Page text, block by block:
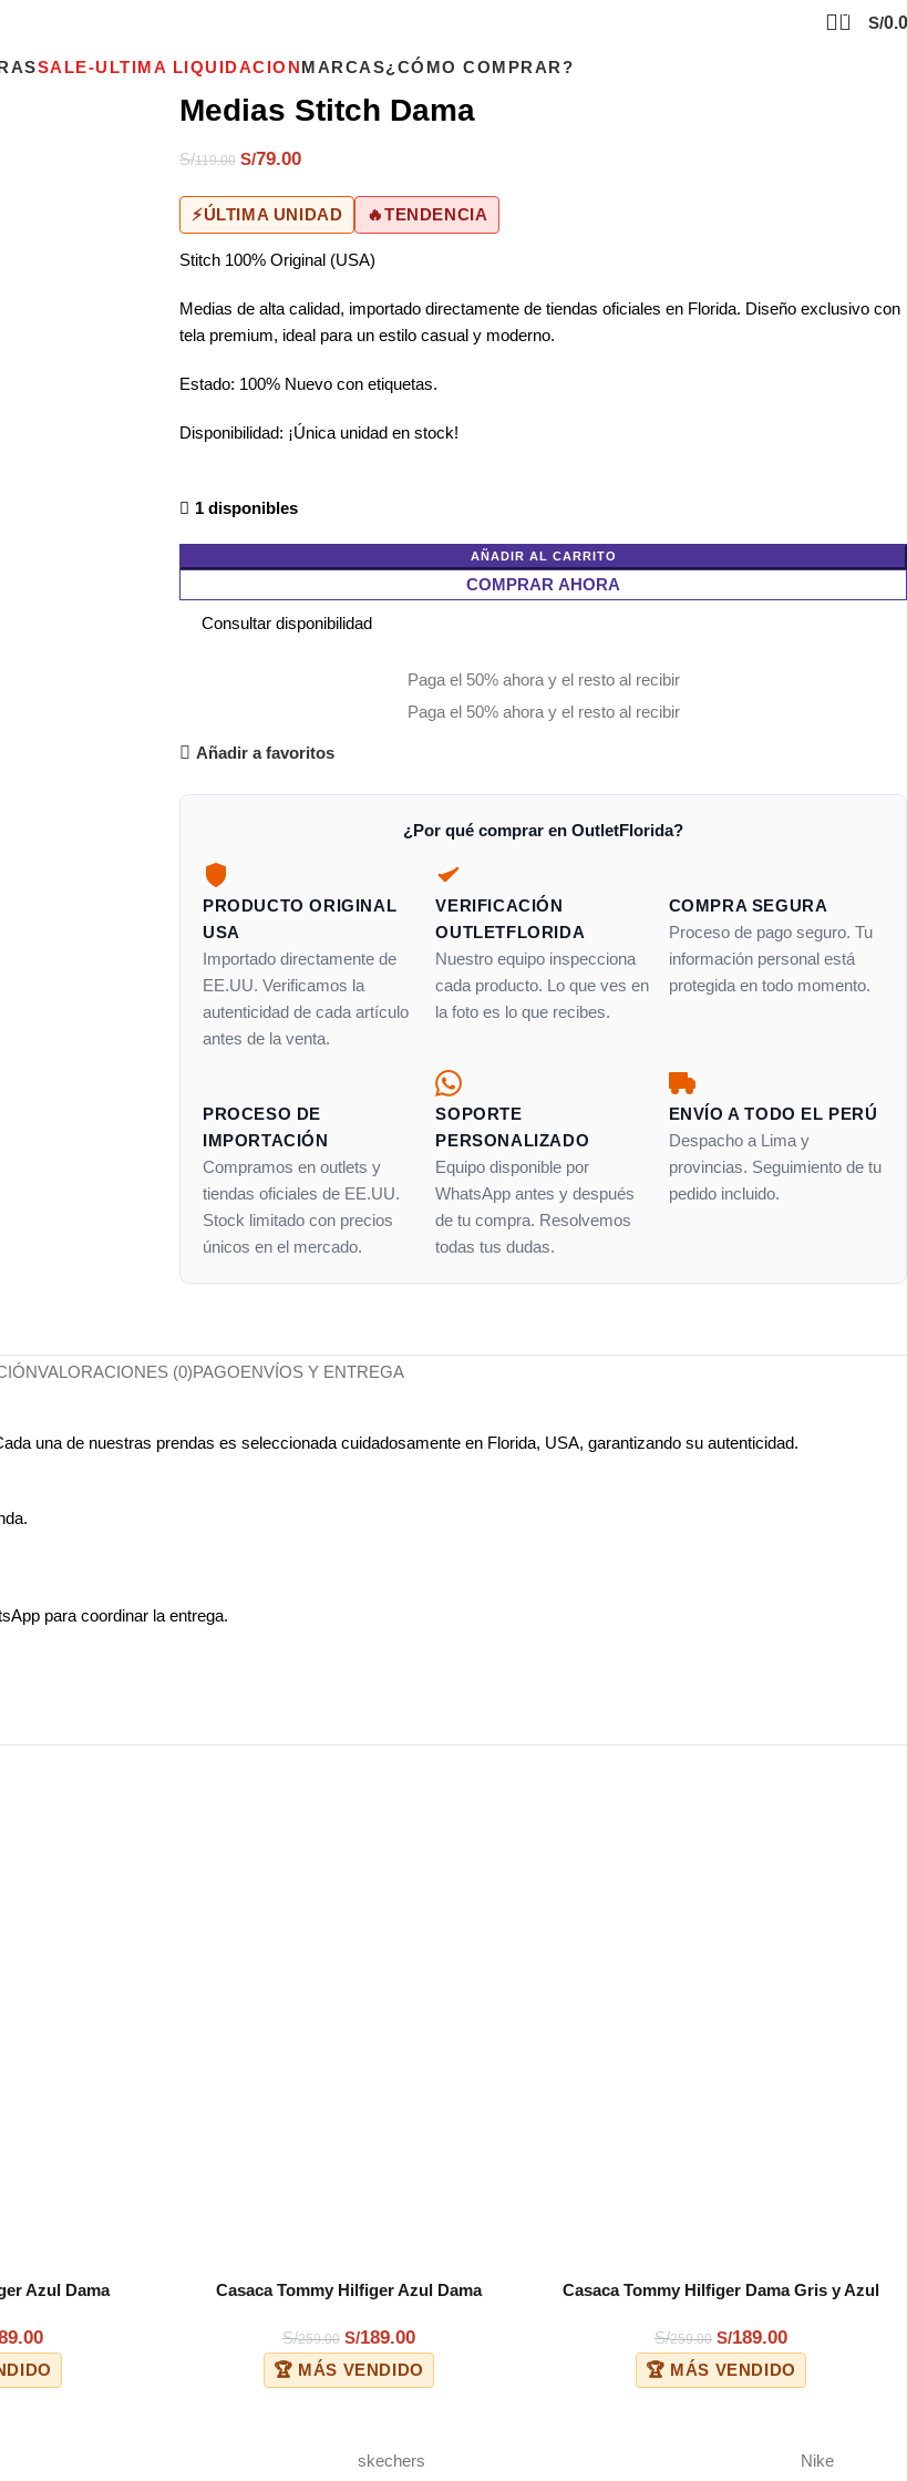
0
S/
SALE-ULTIMA LIQUIDACIONMARCAS¿CÓMO COMPRAR?
Medias Stitch Dama
S/119.00 S/79.00
⚡ÚLTIMA UNIDAD 🔥TENDENCIA
Stitch 100% Original (USA)
Medias de alta calidad, importado directamente de tiendas oficiales en Florida. Diseño exclusivo con
tela premium, ideal para un estilo casual y moderno.
Estado: 100% Nuevo con etiquetas.
Disponibilidad: ¡Única unidad en stock!
1 disponibles
AÑADIR AL CARRITO
COMPRAR AHORA
Consultar disponibilidad
Paga el 50% ahora y el resto al recibir
Paga el 50% ahora y el resto al recibir
Añadir a favoritos
¿Por qué comprar en OutletFlorida?
PRODUCTO ORIGINAL
USA
Importado directamente de
EE.UU. Verificamos la
autenticidad de cada artículo
antes de la venta.
VERIFICACIÓN
OUTLETFLORIDA
Nuestro equipo inspecciona
cada producto. Lo que ves en
la foto es lo que recibes.
COMPRA SEGURA
Proceso de pago seguro. Tu
información personal está
protegida en todo momento.
PROCESO DE
IMPORTACIÓN
Compramos en outlets y
tiendas oficiales de EE.UU.
Stock limitado con precios
únicos en el mercado.
SOPORTE
PERSONALIZADO
Equipo disponible por
WhatsApp antes y después
de tu compra. Resolvemos
todas tus dudas.
ENVÍO A TODO EL PERÚ
Despacho a Lima y
provincias. Seguimiento de tu
pedido incluido.
VALORACIONES (0)PAGOENVÍOS Y ENTREGA
una de nuestras prendas es seleccionada cuidadosamente en Florida, USA, garantizando su autenticidad.
para coordinar la entrega.
Azul Dama Casaca Tommy Hilfiger Azul Dama
S/259.00 S/189.00
🏆 MÁS VENDIDO
Casaca Tommy Hilfiger Dama Gris y Azul
S/259.00 S/189.00
🏆 MÁS VENDIDO
skechers Nike